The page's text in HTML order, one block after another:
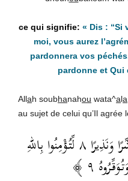
« Dis : “Si
moi, vous aurez
pardonnera vos
pardonne et Qui
Allah soubhanahou wata^ala
au sujet de celui qu’Il agrée
﴿ إِنَّا أَرْسَلْنَاكَ شَاهِدًا وَمُبَشِّرًا وَنَذِيرًا ٨ لِّتُؤْمِنُوا بِاللهِ
٩ ﴾